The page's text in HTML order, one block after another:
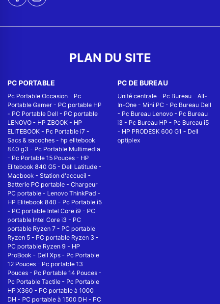
PLAN DU SITE
PC PORTABLE
Pc Portable Occasion - Pc
Portable Gamer - PC portable HP
- PC Portable Dell - PC portable
LENOVO - HP ZBOOK - HP
ELITEBOOK - Pc Portable i7 -
Sacs & sacoches - hp elitebook
840 g3 - Pc Portable Multimedia
- Pc Portable 15 Pouces - HP
Elitebook 840 G5 - Dell Latitude -
Macbook - Station d'accueil -
Batterie PC portable - Chargeur
PC portable - Lenovo ThinkPad -
HP Elitebook 840 - Pc Portable i5
- PC portable Intel Core i9 - PC
portable Intel Core i3 - PC
portable Ryzen 7 - PC portable
Ryzen 5 - PC portable Ryzen 3 -
PC portable Ryzen 9 - HP
ProBook - Dell Xps - Pc Portable
12 Pouces - Pc portable 13
Pouces - Pc Portable 14 Pouces -
Pc Portable Tactile - Pc Portable
HP X360 - PC portable à 1000
DH - PC portable à 1500 DH - PC
PC DE BUREAU
Unité centrale - Pc Bureau - All-
In-One - Mini PC - Pc Bureau Dell
- Pc Bureau Lenovo - Pc Bureau
i3 - Pc Bureau HP - Pc Bureau i5
- HP PRODESK 600 G1 - Dell
optiplex